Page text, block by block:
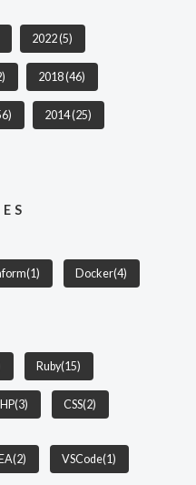
2022(5)
2018(46)
2014(25)
(1) Docker(4)
Ruby(15)
(3) CSS(2)
(2) VSCode(1)